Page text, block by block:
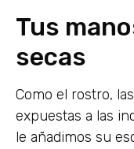
Tus
secas
Como el rostro,
expuestas a las
le añadimos su